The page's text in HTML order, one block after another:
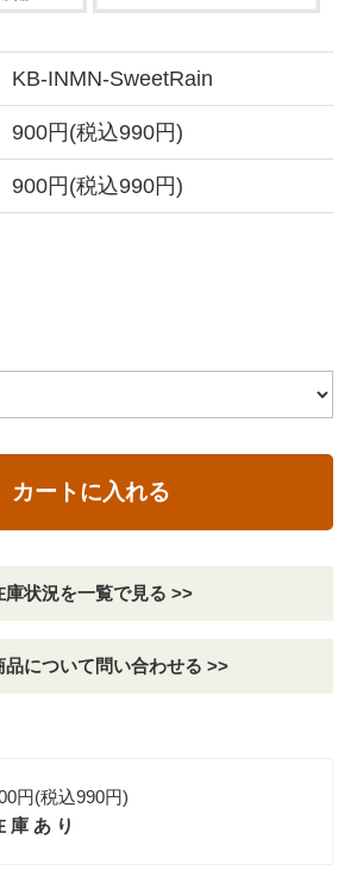
KB-INMN-SweetRain
900円(税込990円)
900円(税込990円)
カートに入れる
庫状況を一覧で見る >>
品について問い合わせる >>
円(税込990円)
庫 あ り